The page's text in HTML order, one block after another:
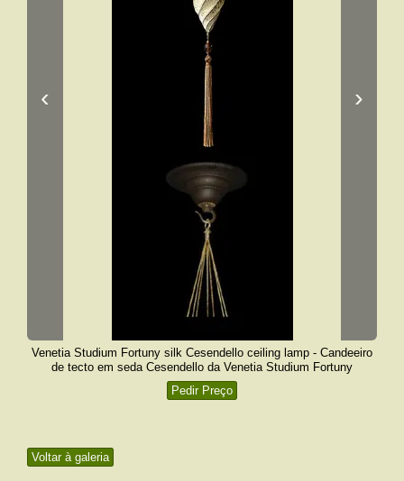
Voltar à galeria
‹ ›
Venetia Studium Fortuny silk Cesendello ceiling lamp - Candeeiro
de tecto em seda Cesendello da Venetia Studium Fortuny
Pedir Preço